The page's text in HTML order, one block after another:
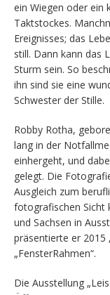
ein Wiegen oder ein
Taktstockes.
Ereignisses; das
still. Dann kann das
Sturm sein. So
ihn sind sie eine
Schwester der Stille.
Robby Rotha,
lang in der
einhergeht, und
gelegt. Die
Ausgleich zum
fotografischen Sicht
und Sachsen in
präsentierte er 2015
„FensterRahmen“.
Die Ausstellung